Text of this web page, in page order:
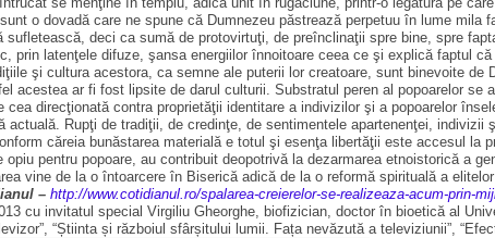
o dovadă care ne spune că Dumnezeu păstrează perpetuu în lume mila
deci ca sumă de protovirtuţi, de preînclinaţii spre bine, spre
prin latenţele difuze, şansa energiilor înnoitoare ceea ce şi explică faptul
şi cultura acestora, ca semne ale puterii lor creatoare, sunt binevoite
acestea ar fi fost lipsite de darul culturii. Substratul peren al popoarelor
cea direcţionată contra proprietăţii identitare a indivizilor şi a popoarelor
actuală. Rupţi de tradiţii, de credinţe, de sentimentele apartenenţei, indivizii
căreia bunăstarea materială e totul şi esenţa libertăţii este accesul
opiu pentru popoare, au contribuit deopotrivă la dezarmarea etnoistorică a
vine de la o întoarcere în Biserică adică de la o reformă spirituală a
– http://www.cotidianul.ro/spalarea-creierelor-se-realizeaza-acum-prin-
cu invitatul special Virgiliu Gheorghe, biofizician, doctor în bioetică al
“Știinta și războiul sfârșitului lumii. Fața nevăzută a televiziunii”,